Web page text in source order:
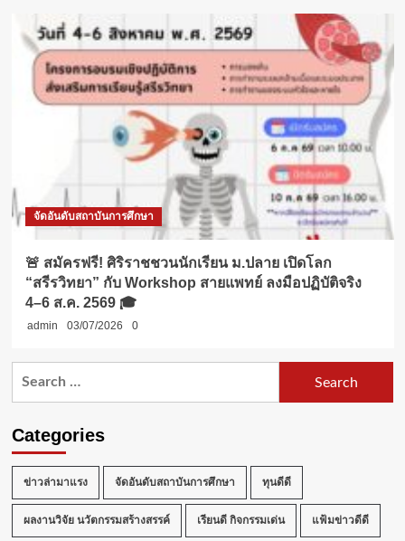
จัดอันดับสถาบันการศึกษา
🚨 สมัครฟรี! ศิริราชชวนนักเรียน ม.ปลาย เปิดโลก
“สรีรวิทยา” กับ Workshop สายแพทย์ ลงมือปฏิบัติจริง
4–6 ส.ค. 2569 🎓
admin 03/07/2026 0
Categories
ข่าวล่ามาแรง จัดอันดับสถาบันการศึกษา ทุนดีดี
ผลงานวิจัย นวัตกรรมสร้างสรรค์ เรียนดี กิจกรรมเด่น แฟ้มข่าวดีดี